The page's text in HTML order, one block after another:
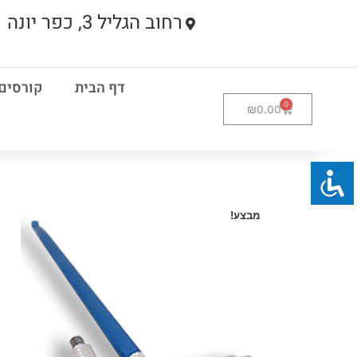
רחוב הגליל 3, כפר יונה
₪0.00
דף הבית
מבצע!